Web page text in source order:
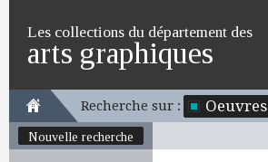
Les collections du département des
arts graphiques
Recherche sur : Oeuvres
Nouvelle recherche